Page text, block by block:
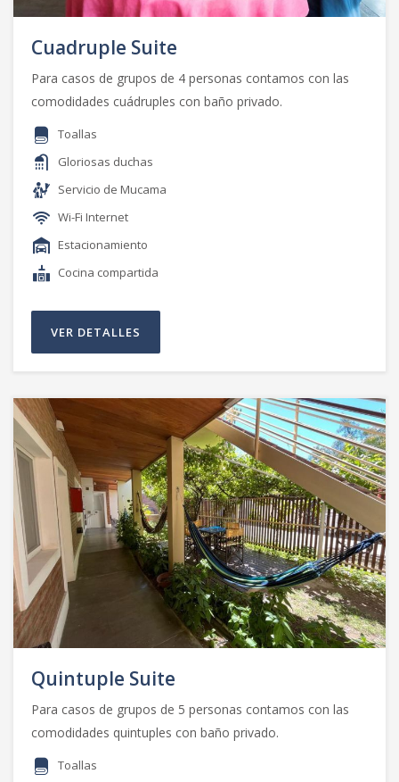
Cuadruple Suite
Para casos de grupos de 4 personas contamos con las
comodidades cuádruples con baño privado.
Toallas
Gloriosas duchas
Servicio de Mucama
Wi-Fi Internet
Estacionamiento
Cocina compartida
VER DETALLES
Quintuple Suite
Para casos de grupos de 5 personas contamos con las
comodidades quintuples con baño privado.
Toallas